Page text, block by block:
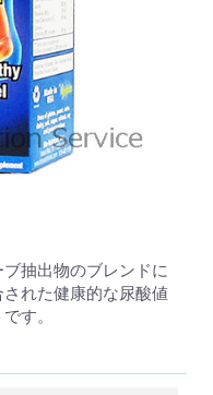
抽出物のブレンドに
れた健康的な尿酸値
す。